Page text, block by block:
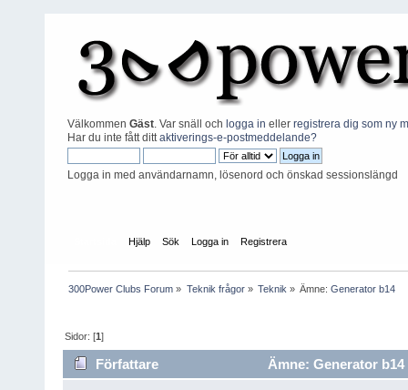
Välkommen Gäst . Var snäll och logga in eller registrera dig som ny
Har du inte fått ditt aktiverings-e-postmeddelande?
Logga in med användarnamn, lösenord och önskad sessionslängd
Hjälp Sök Logga in Registrera
300Power Clubs Forum » Teknik frågor» Teknik » Ämne:Generator b14
Sidor: [1]
Författare Ämne: Generator